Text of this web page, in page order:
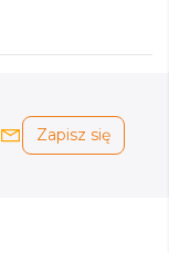
Zapisz się